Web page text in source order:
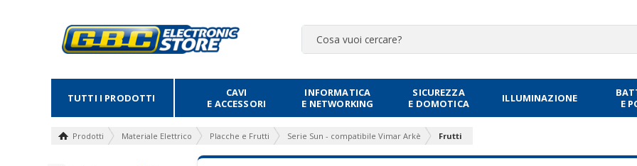
TUTTI I PRODOTTI
CAVI
E ACCESSORI
INFORMATICA
E NETWORKING
SICUREZZA
E DOMOTICA
ILLUMINAZIONE
E
Prodotti Materiale Elettrico Placche e Frutti Serie Sun - compatibile Vimar Arkè Frutti